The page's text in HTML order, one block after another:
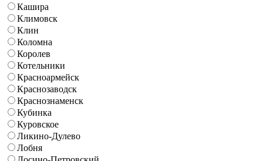
Кашира
Климовск
Клин
Коломна
Королев
Котельники
Красноармейск
Краснозаводск
Краснознаменск
Кубинка
Куровское
Ликино-Дулево
Лобня